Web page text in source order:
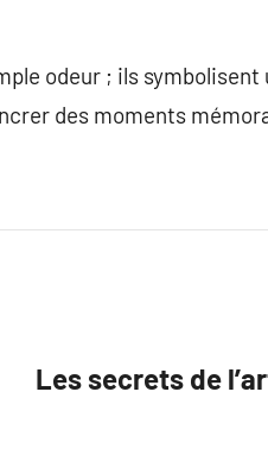
odeur ; ils
des moments
Les secrets de